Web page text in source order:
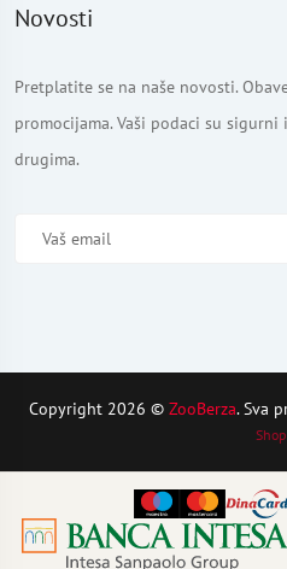
Novosti
Pretplatite se na naše novosti.
promocijama. Vaši podaci su
drugima.
Copyright 2026 © ZooBerza. Sva
Shop